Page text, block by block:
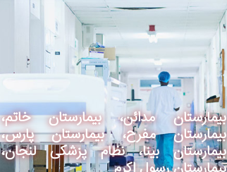
بیمارستان مدائن، بیمارستان خاتم،
بیمارستان مفرح، بیمارستان پارس،
بیمارستان بینا، نظام پزشکی لنجان،